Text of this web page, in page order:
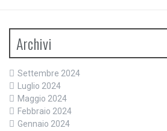
Archivi
Settembre 2024
Luglio 2024
Maggio 2024
Febbraio 2024
Gennaio 2024